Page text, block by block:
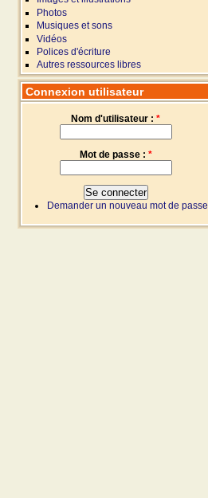
Photos
Musiques et sons
Vidéos
Polices d'écriture
Autres ressources libres
Connexion utilisateur
Nom d'utilisateur : *
Mot de passe : *
Demander un nouveau mot de passe